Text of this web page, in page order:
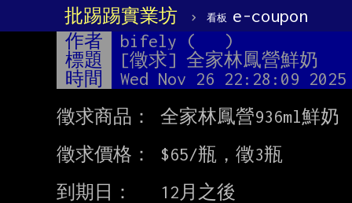
批踢踢實業坊 › 看板 e-coupon
作者
bifely (   )
標題
[徵求] 全家林鳳營鮮奶
時間
Wed Nov 26 22:28:09 2025
徵求商品： 全家林鳳營936ml鮮奶
徵求價格： $65/瓶，徵3瓶
到期日：   12月之後